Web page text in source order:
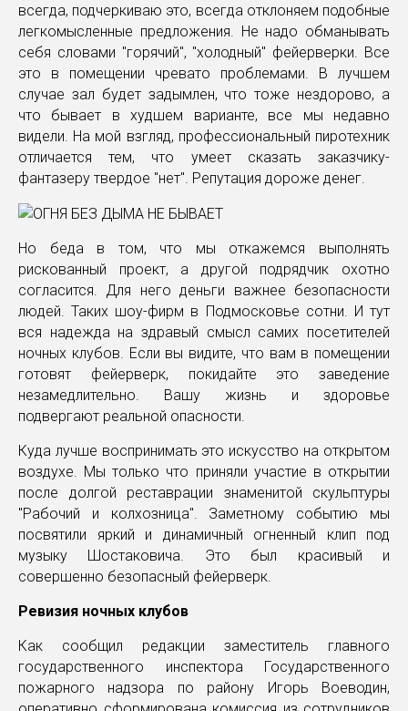
всегда, подчеркиваю это, всегда отклоняем подобные
легкомысленные предложения. Не надо обманывать
себя словами "горячий", "холодный" фейерверки. Все
это в помещении чревато проблемами. В лучшем
случае зал будет задымлен, что тоже нездорово, а
что бывает в худшем варианте, все мы недавно
видели. На мой взгляд, профессиональный пиротехник
отличается тем, что умеет сказать заказчику-
фантазеру твердое "нет". Репутация дороже денег.
Но беда в том, что мы откажемся выполнять
рискованный проект, а другой подрядчик охотно
согласится. Для него деньги важнее безопасности
людей. Таких шоу-фирм в Подмосковье сотни. И тут
вся надежда на здравый смысл самих посетителей
ночных клубов. Если вы видите, что вам в помещении
готовят фейерверк, покидайте это заведение
незамедлительно. Вашу жизнь и здоровье
подвергают реальной опасности.
Куда лучше воспринимать это искусство на открытом
воздухе. Мы только что приняли участие в открытии
после долгой реставрации знаменитой скульптуры
"Рабочий и колхозница". Заметному событию мы
посвятили яркий и динамичный огненный клип под
музыку Шостаковича. Это был красивый и
совершенно безопасный фейерверк.
Ревизия ночных клубов
Как сообщил редакции заместитель главного
государственного инспектора Государственного
пожарного надзора по району Игорь Воеводин,